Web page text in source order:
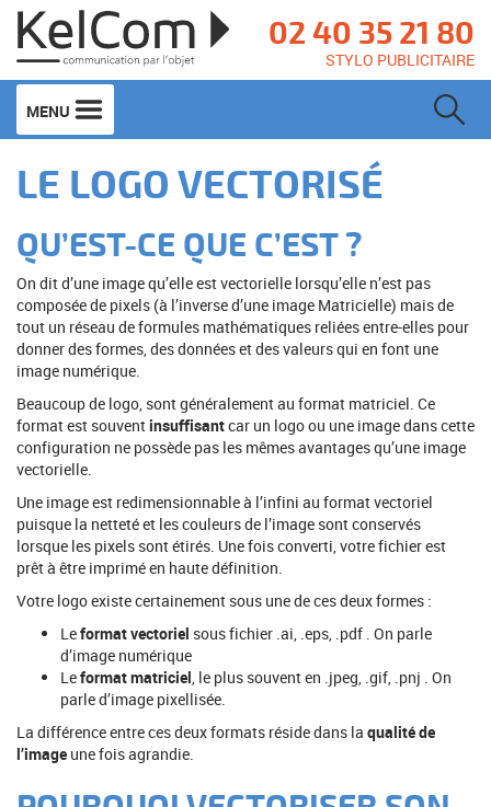
02 40 35 21 80
STYLO PUBLICITAIRE
MENU
LE LOGO VECTORISÉ
QU’EST-CE QUE C’EST ?
On dit d’une image qu’elle est vectorielle lorsqu’elle n’est pas
composée de pixels (à l’inverse d’une image Matricielle) mais de
tout un réseau de formules mathématiques reliées entre-elles pour
donner des formes, des données et des valeurs qui en font une
image numérique.
Beaucoup de logo, sont généralement au format matriciel. Ce
format est souventinsuffisantcar un logo ou une image dans cette
configuration ne possède pas les mêmes avantages qu’une image
vectorielle.
Une image est redimensionnable à l’infini au format vectoriel
puisque la netteté et les couleurs de l’image sont conservés
lorsque les pixels sont étirés. Une fois converti, votre fichier est
prêt à être imprimé en haute définition.
Votre logo existe certainement sous une de ces deux formes :
Leformat vectoriel sous fichier .ai, .eps, .pdf . On parle
d’image numérique
Leformat matriciel, le plus souvent en .jpeg, .gif, .pnj . On
parle d’image pixellisée.
La différence entre ces deux formats réside dans la qualité de
l’image une fois agrandie.